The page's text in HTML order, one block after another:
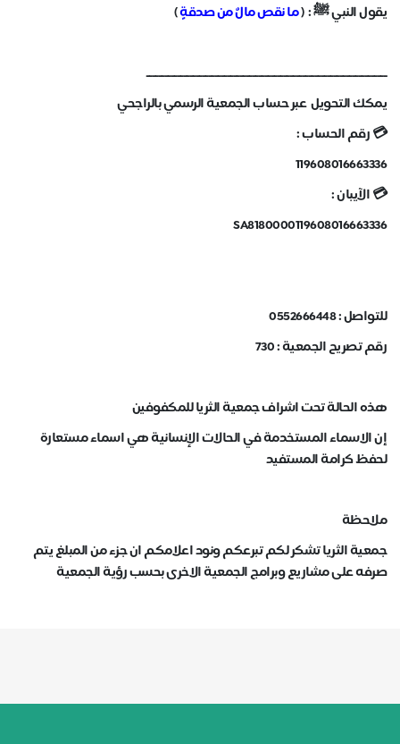
يقول النبي ﷺ : (ما نقص مالٌ من صدقةٍ)
ـــــــــــــــــــــــــــــــــــــــــــــــــــــــــــــــــــــــــــــ
يمكك التحويل عبر حساب الجمعية الرسمي بالراجحي
💳 رقم الحساب :
119608016663336
💳 الآيبان :
للتواصل : 0552666448
رقم تصريح الجمعية : 730
هذه الحالة تحت اشراف جمعية الثريا للمكفوفين
إن الاسماء المستخدمة في الحالات الإنسانية هي اسماء مستعارة
لحفظ كرامة المستفيد
ملاحظة
جمعية الثريا تشكر لكم تبرعكم ونود اعلامكم ان جزء من المبلغ يتم
صرفه على مشاريع وبرامج الجمعية الاخرى بحسب رؤية الجمعية